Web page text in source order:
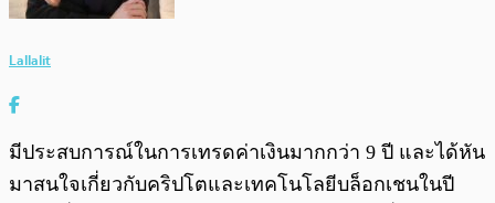
Lallalit
มีประสบการณ์ในการเทรดค่าเงินมากกว่า 9 ปี และได้หัน
มาสนใจเกี่ยวกับคริปโตและเทคโนโลยีบล็อกเชนในปี